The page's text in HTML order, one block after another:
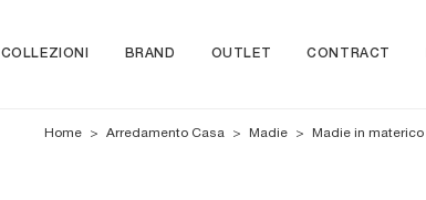
COLLEZIONI BRAND OUTLET CONTRACT
Home > Arredamento Casa > Madie > Madie in materico